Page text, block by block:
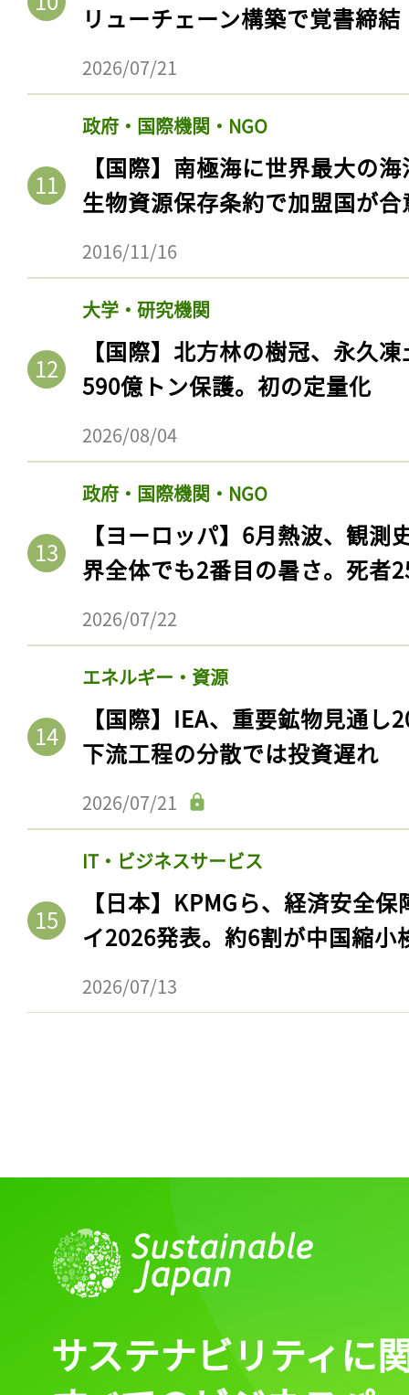
リューチェーン構築で覚書締結
2026/07/21
政府・国際機関・NGO
【国際】南極海に世界最大の
生物資源保存条約で加盟国が合
2016/11/16
大学・研究機関
【国際】北方林の樹冠、永久
590億トン保護。初の定量化
2026/08/04
政府・国際機関・NGO
【ヨーロッパ】6月熱波、観
界全体でも2番目の暑さ。死者
2026/07/22
エネルギー・資源
【国際】IEA、重要鉱物見通
下流工程の分散では投資遅れ
2026/07/21
IT・ビジネスサービス
【日本】KPMGら、経済安全
イ2026発表。約6割が中国縮小
2026/07/13
サステナビリティに